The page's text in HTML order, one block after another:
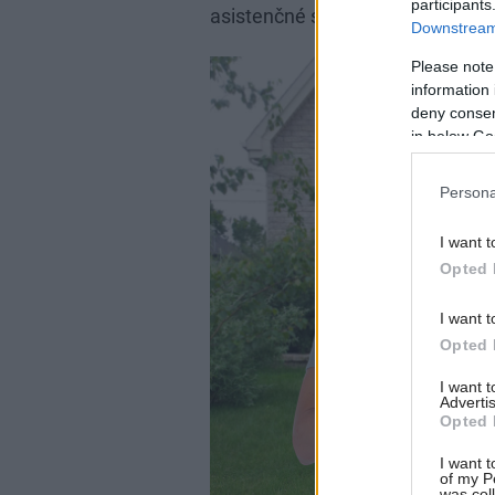
Please
information
deny
in below
I want
Opted
I want
Opted
I want
Opted
I want
of my
asistenčné služby) dostanete